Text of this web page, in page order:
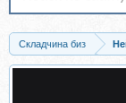
Складчина биз
Скачать [skidel-sky]